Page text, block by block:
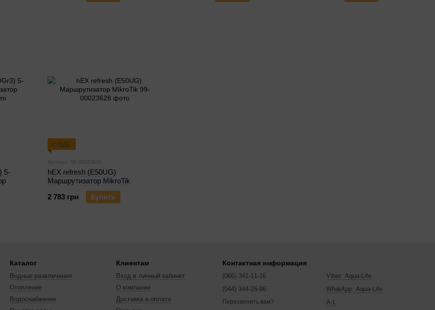
5-
с НДС
Артикул: 99-00023628
hEX refresh (E50UG)
Маршрутизатор MikroTik
2 783 грн
Купить
Каталог
Водные развлечения
Отопление
Водоснабжение
Клиентам
Вход в личный кабинет
О компании
Доставка и оплата
Контактная информация
(066) 341-11-16
(044) 344-26-96
Перезвонить вам?
Viber: Aqua-Life
WhatApp: Aqua-Life
A-L